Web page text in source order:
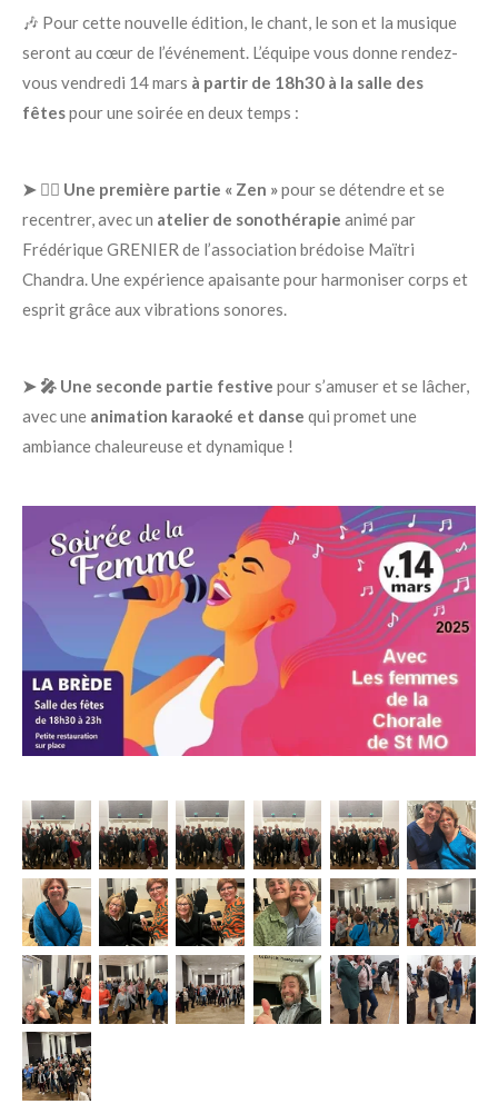
🎶 Pour cette nouvelle édition, le chant, le son et la musique
seront au cœur de l’événement. L’équipe vous donne rendez-
vous vendredi 14 mars à partir de 18h30 à la salle des
fêtespour une soirée en deux temps :
➤ 🧘‍♀️ Une première partie « Zen »pour se détendre et se
recentrer, avec un atelier de sonothérapie animé par
Frédérique GRENIER de l’association brédoise Maïtri
Chandra. Une expérience apaisante pour harmoniser corps et
esprit grâce aux vibrations sonores.
➤ 🎤 Une seconde partie festive pour s’amuser et se lâcher,
avec une animation karaoké et danse qui promet une
ambiance chaleureuse et dynamique !